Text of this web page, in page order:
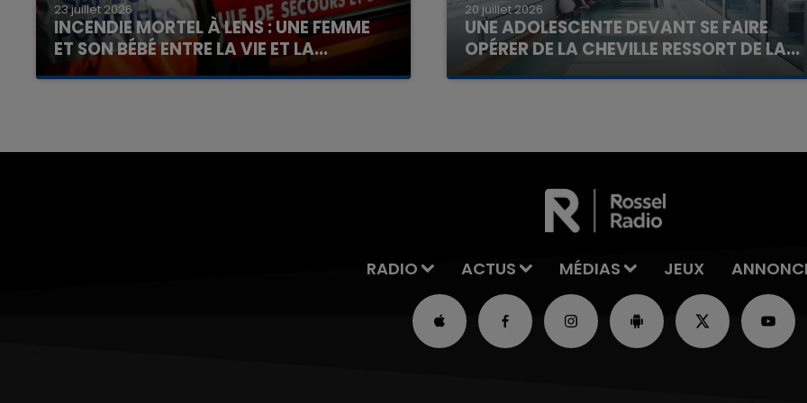
23 juillet 2026
INCENDIE MORTEL À LENS : UNE FEMME
ET SON BÉBÉ ENTRE LA VIE ET LA...
Un homme s'est immolé par le feu après avoir
20 juillet 2026
UNE ADOLESCENTE DEVANT SE FAIRE
OPÉRER DE LA CHEVILLE RESSORT DE LA...
La famille a porté plainte contre la clinique qui a
RADIO ACTUS MÉDIAS JEUX